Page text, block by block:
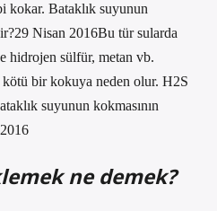
kokar. Bataklık suyunun
Nisan 2016Bu tür sularda
hidrojen sülfür, metan vb.
bir kokuya neden olur. H2S
suyunun kokmasının
ne demek?